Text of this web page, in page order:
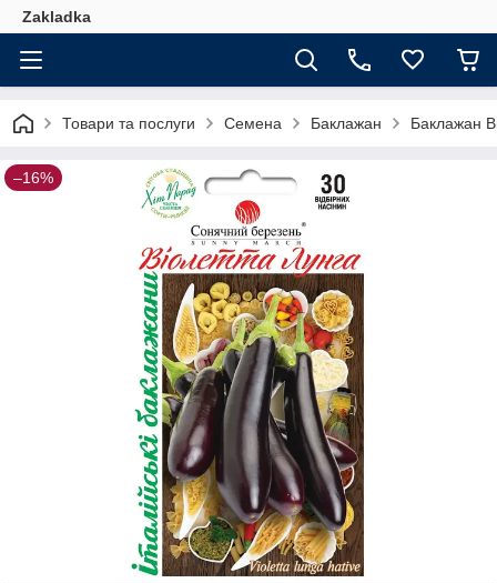
Zakladka
Товари та послуги Семена Баклажан Баклажан
–16%